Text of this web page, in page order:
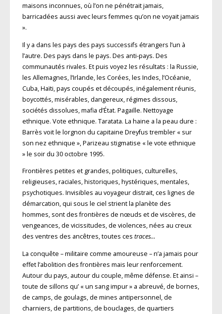
maisons inconnues, où l’on ne pénétrait jamais,
barricadées aussi avec leurs femmes qu’on ne voyait jamais
».
Il y a dans les pays des pays successifs étrangers l’un à
l’autre. Des pays dans le pays. Des anti-pays. Des
communautés rivales. Et puis voyez les résultats : la Russie,
les Allemagnes, l’Irlande, les Corées, les Indes, l’Océanie,
Cuba, Haïti, pays coupés et découpés, inégalement réunis,
boycottés, misérables, dangereux, régimes dissous,
sociétés dissolues, mafia d’État. Pagaille. Nettoyage
ethnique. Vote ethnique. Taratata. La haine a la peau dure :
Barrès voit le lorgnon du capitaine Dreyfus trembler « sur
son nez ethnique », Parizeau stigmatise « le vote ethnique
» le soir du 30 octobre 1995.
Frontières petites et grandes, politiques, culturelles,
religieuses, raciales, historiques, hystériques, mentales,
psychotiques. Invisibles au voyageur distrait, ces lignes de
démarcation, qui sous le ciel strient la planète des
hommes, sont des frontières de nœuds et de viscères, de
vengeances, de vicissitudes, de violences, nées au creux
des ventres des ancêtres, toutes ces traces…
La conquête – militaire comme amoureuse – n’a jamais pour
effet l’abolition des frontières mais leur renforcement.
Autour du pays, autour du couple, même défense. Et ainsi –
toute de sillons qu’ « un sang impur » a abreuvé, de bornes,
de camps, de goulags, de mines antipersonnel, de
charniers, de partitions, de bouclages, de quartiers